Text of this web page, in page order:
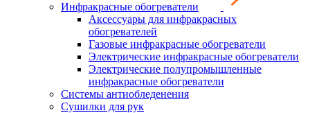
Инфракрасные обогреватели
Аксессуары для инфракрасных
обогревателей
Газовые инфракрасные обогреватели
Электрические инфракрасные обогреватели
Электрические полупромышленные
инфракрасные обогреватели
Системы антиобледенения
Сушилки для рук